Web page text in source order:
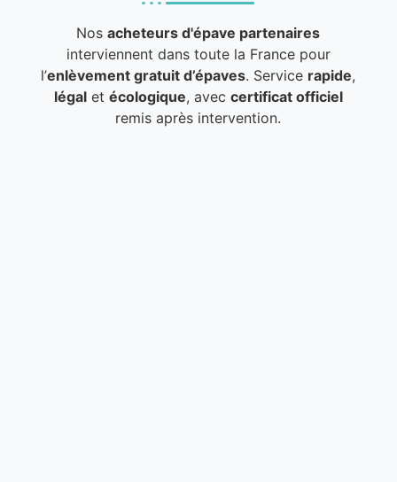
Nosacheteurs d'épave partenaires
interviennent dans toute la France pour
l’enlèvement gratuit d’épaves. Service rapide,
légalet écologique, avec certificat officiel
remis après intervention.